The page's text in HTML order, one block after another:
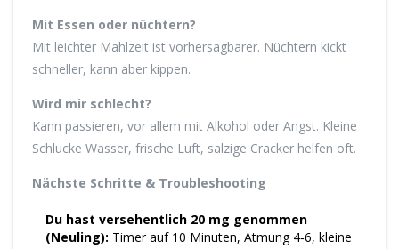
Mit Essen oder nüchtern?
Mit leichter Mahlzeit ist vorhersagbarer. Nüchtern kickt
schneller, kann aber kippen.
Wird mir schlecht?
Kann passieren, vor allem mit Alkohol oder Angst. Kleine
Schlucke Wasser, frische Luft, salzige Cracker helfen oft.
Nächste Schritte & Troubleshooting
Du hast versehentlich 20 mg genommen
(Neuling): Timer auf 10 Minuten, Atmung 4‑6, kleine